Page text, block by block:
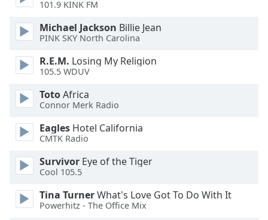
dialog
window.
Escape
and
close
window.
Text
Color
Opacity
101.9 KINK FM
Michael Jackson Billie Jean
PINK SKY North Carolina
R.E.M. Losing My Religion
105.5 WDUV
TotoAfrica
Connor Merk Radio
Eagles Hotel California
CMTK Radio
Survivor Eye of the Tiger
Cool 105.5
Tina TurnerWhat's Love Got To Do With It
Powerhitz - The Office Mix